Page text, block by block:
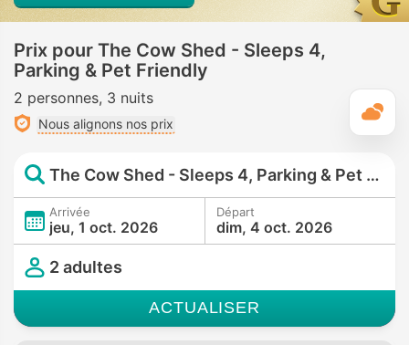
Prix pour The Cow Shed - Sleeps 4,
Parking & Pet Friendly
2 personnes 3 nuits
Nous alignons nos prix
The Cow Shed - Sleeps 4, Parking & Pet Friendly
Arrivée
jeu, 1 oct. 2026
Départ
dim, 4 oct. 2026
2 adultes
ACTUALISER